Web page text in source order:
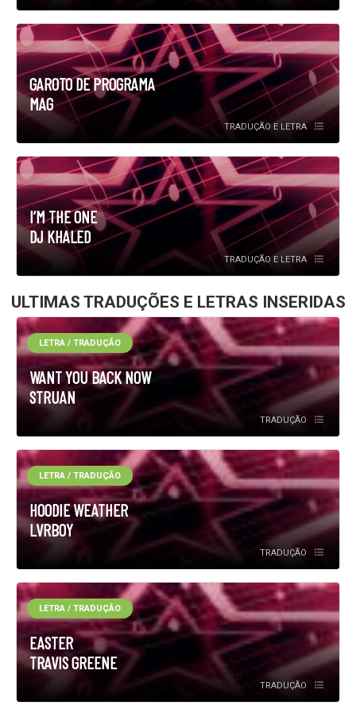
GAROTO DE PROGRAMA
MAG
TRADUÇÃO E LETRA
I’M THE ONE
DJ KHALED
TRADUÇÃO E LETRA
ULTIMAS TRADUÇÕES E LETRAS INSERIDAS
WANT YOU BACK NOW
STRUAN
LETRA / TRADUÇÃO
TRADUÇÃO
HOODIE WEATHER
LVRBOY
LETRA / TRADUÇÃO
TRADUÇÃO
EASTER
TRAVIS GREENE
LETRA / TRADUÇÃO
TRADUÇÃO